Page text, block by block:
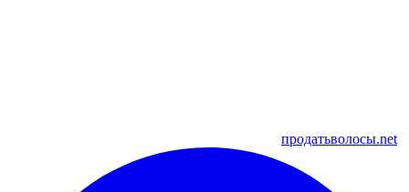
продатьволосы.net